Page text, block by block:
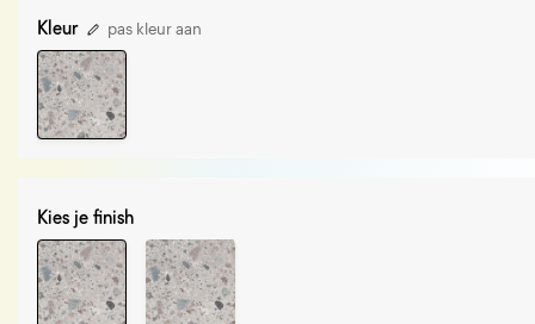
Kleur pas kleur aan
Kies je finish